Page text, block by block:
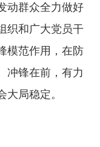
动群众全力做好
织和广大党员干
模范作用，在防
冲锋在前，有力
局稳定。